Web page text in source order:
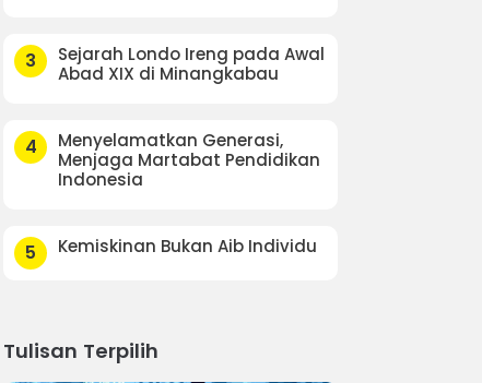
3
Sejarah Londo Ireng pada Awal
Abad XIX di Minangkabau
4
Menyelamatkan Generasi,
Menjaga Martabat Pendidikan
Indonesia
5 Kemiskinan Bukan Aib Individu
Tulisan Terpilih